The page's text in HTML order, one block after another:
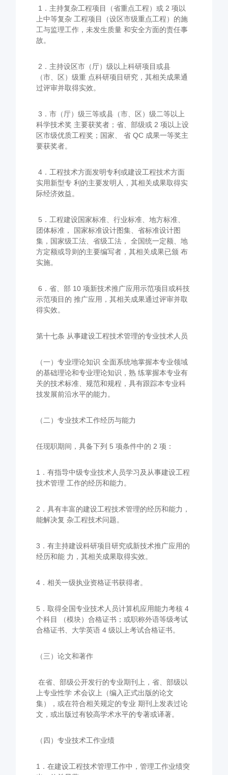
1．主持复杂工程项目（省重点工程）或 2 项以
上中等复杂 工程项目（设区市级重点工程）的施
工与监理工作，未发生质量 和安全方面的责任事
故。
2．主持设区市（厅）级以上科研项目或县
（市、区）级重 点科研项目研究，其相关成果通
过评审并取得实效。
3．市（厅）级三等或县（市、区）级二等以上
科学技术奖 主要获奖者；省、部级或 2 项以上设
区市级优质工程奖；国家、 省 QC 成果一等奖主
要获奖者。
4．工程技术方面发明专利或建设工程技术方面
实用新型专 利的主要发明人，其相关成果取得实
际经济效益。
5．工程建设国家标准、行业标准、地方标准、
团体标准， 国家标准设计图集、省标准设计图
集，国家级工法、省级工法， 全国统一定额、地
方定额或导则的主要编写者，其相关成果已颁 布
实施。
6．省、部 10 项新技术推广应用示范项目或科技
示范项目的 推广应用，其相关成果通过评审并取
得实效。
第十七条 从事建设工程技术管理的专业技术人员
（一）专业理论知识 全面系统地掌握本专业领域
的基础理论和专业理论知识，熟 练掌握本专业有
关的技术标准、规范和规程，具有跟踪本专业科
技发展前沿水平的能力。
（二）专业技术工作经历与能力
任现职期间，具备下列 5 项条件中的 2 项：
1．有指导中级专业技术人员学习及从事建设工程
技术管理 工作的经历和能力。
2．具有丰富的建设工程技术管理的经历和能力，
能解决复 杂工程技术问题。
3．有主持建设科研项目研究或新技术推广应用的
经历和能 力，其相关成果取得实效。
4．相关一级执业资格证书获得者。
5．取得全国专业技术人员计算机应用能力考核 4
个科目 （模块）合格证书；或职称外语等级考试
合格证书、大学英语 4 级以上考试合格证书。
（三）论文和著作
在省、部级公开发行的专业期刊上，省、部级以
上专业性学 术会议上（编入正式出版的论文
集），或在符合相关规定的专业 期刊上发表过论
文，或出版过有较高学术水平的专著或译著。
（四）专业技术工作业绩
1．在建设工程技术管理工作中，管理工作业绩突